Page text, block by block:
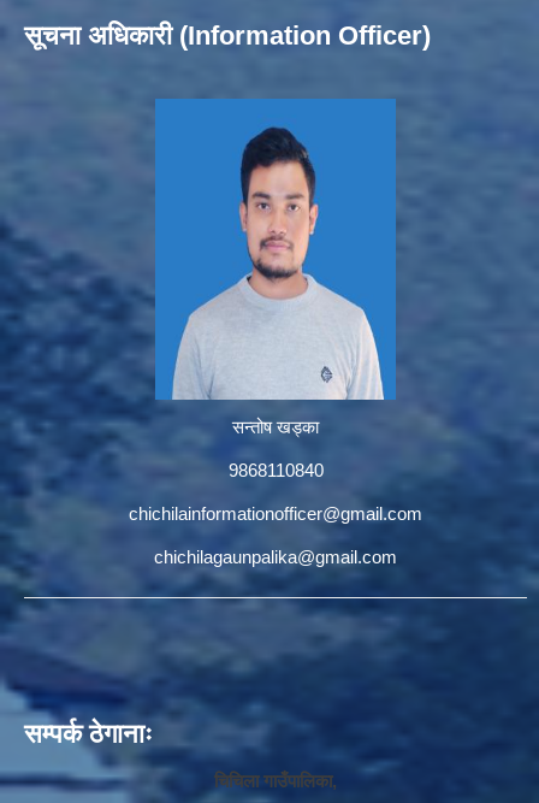
सूचना अधिकारी (Information Officer)
सन्तोष खड्का
9868110840
chichilainformationofficer@gmail.com
chichilagaunpalika@gmail.com
सम्पर्क ठेगानाः
चिचिला गाउँपालिका,